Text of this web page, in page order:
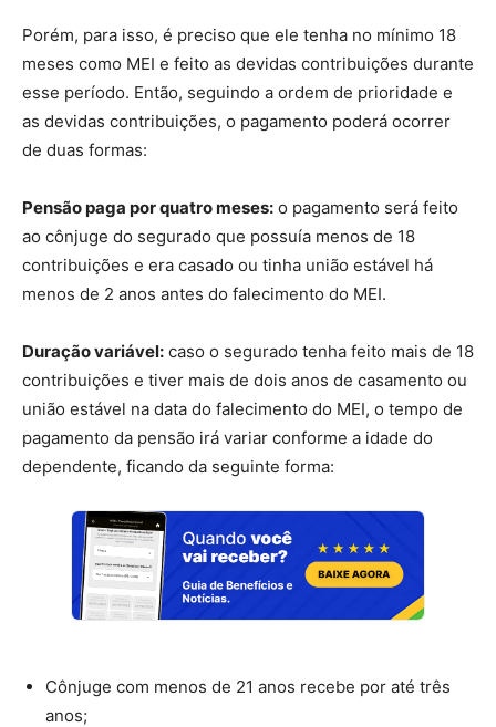
Porém, para isso, é preciso que ele tenha no mínimo 18
meses como MEI e feito as devidas contribuições durante
esse período. Então, seguindo a ordem de prioridade e
as devidas contribuições, o pagamento poderá ocorrer
de duas formas:
Pensão paga por quatro meses: o pagamento será feito
ao cônjuge do segurado que possuía menos de 18
contribuições e era casado ou tinha união estável há
menos de 2 anos antes do falecimento do MEI.
Duração variável: caso o segurado tenha feito mais de 18
contribuições e tiver mais de dois anos de casamento ou
união estável na data do falecimento do MEI, o tempo de
pagamento da pensão irá variar conforme a idade do
dependente, ficando da seguinte forma:
Cônjuge com menos de 21 anos recebe por até três
anos;